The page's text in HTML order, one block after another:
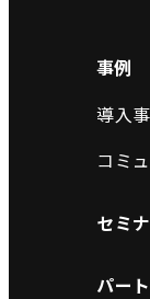
事例
導入
コミ
セミ
パー